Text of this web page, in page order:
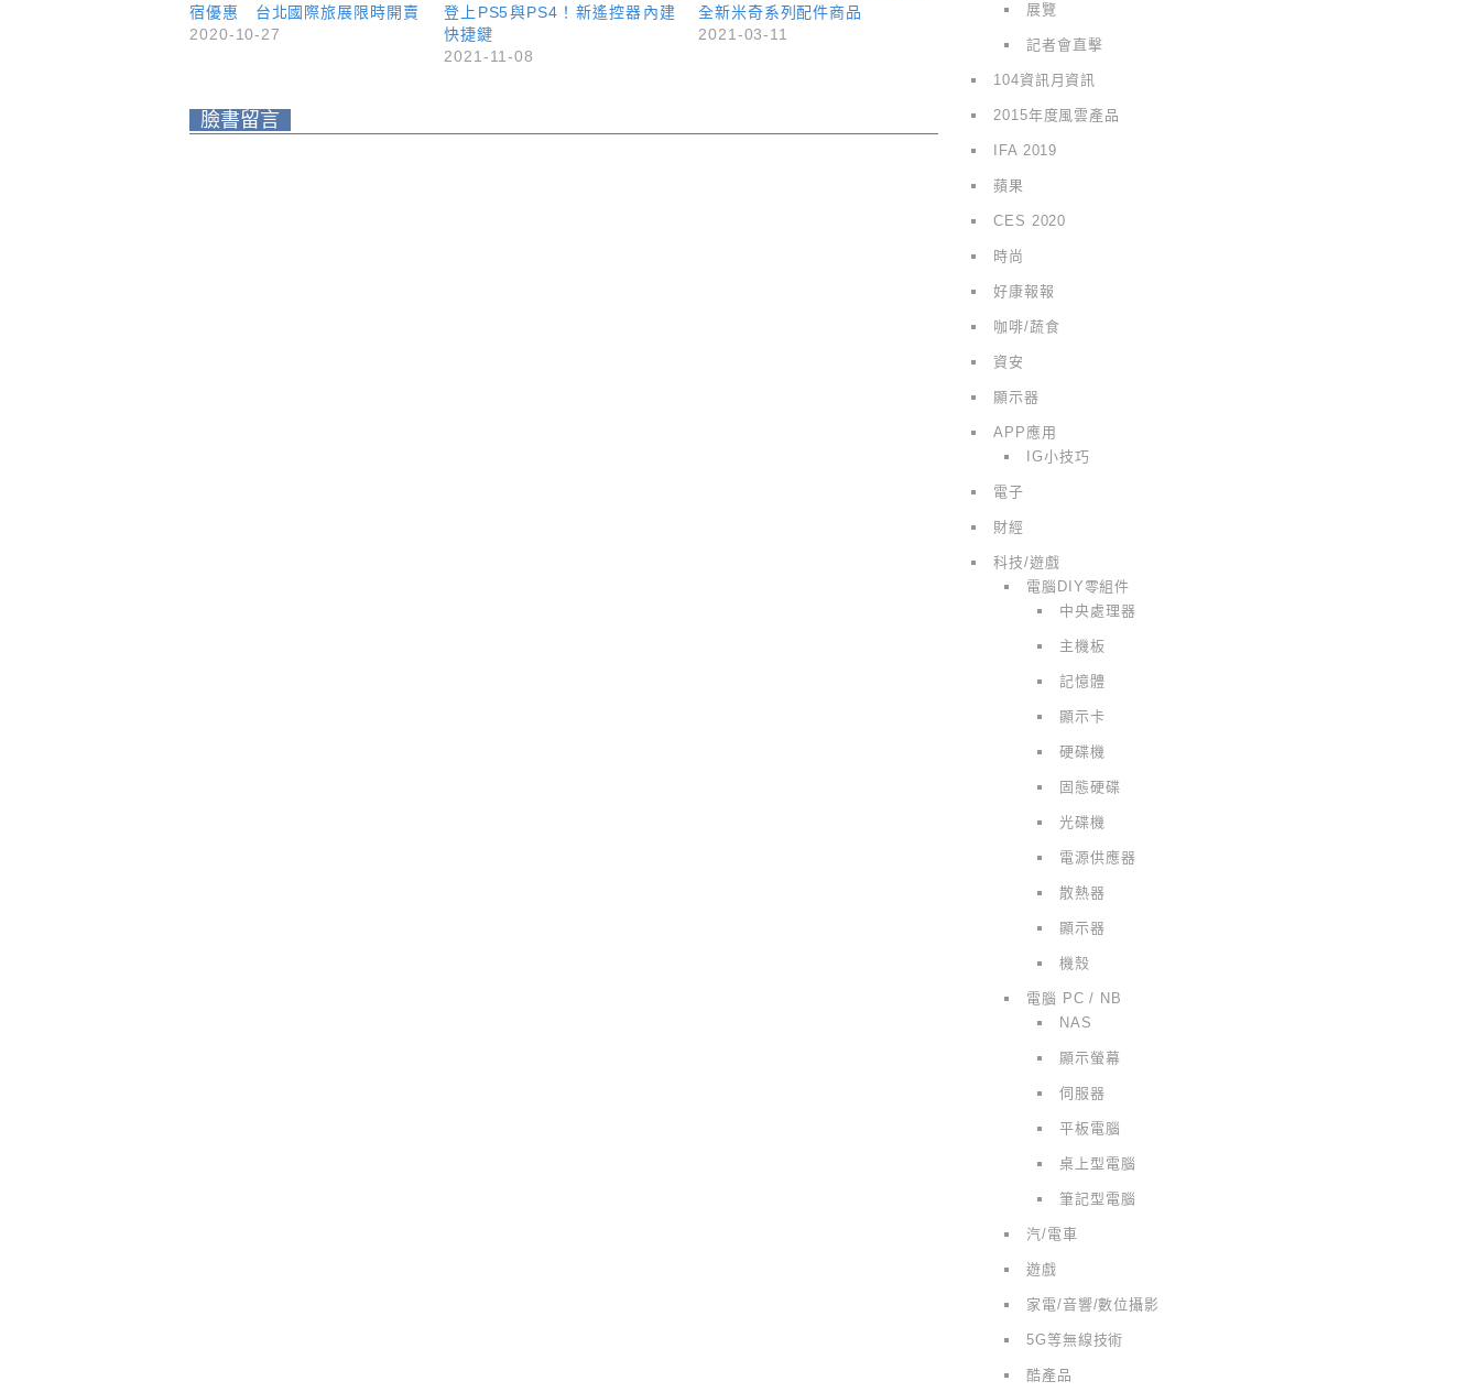
宿優惠 台北國際旅展限時開賣
2020-10-27
登上PS5與PS4！新遙控器內建
快捷鍵
2021-11-08
全新米奇系列配件商品
2021-03-11
臉書留言
展覽
記者會直擊
104資訊月資訊
2015年度風雲產品
IFA 2019
蘋果
CES 2020
時尚
好康報報
咖啡/蔬食
資安
顯示器
APP應用
IG小技巧
電子
財經
科技/遊戲
電腦DIY零組件
中央處理器
主機板
記憶體
顯示卡
硬碟機
固態硬碟
光碟機
電源供應器
散熱器
顯示器
機殼
電腦 PC / NB
NAS
顯示螢幕
伺服器
平板電腦
桌上型電腦
筆記型電腦
汽/電車
遊戲
家電/音響/數位攝影
5G等無線技術
酷產品